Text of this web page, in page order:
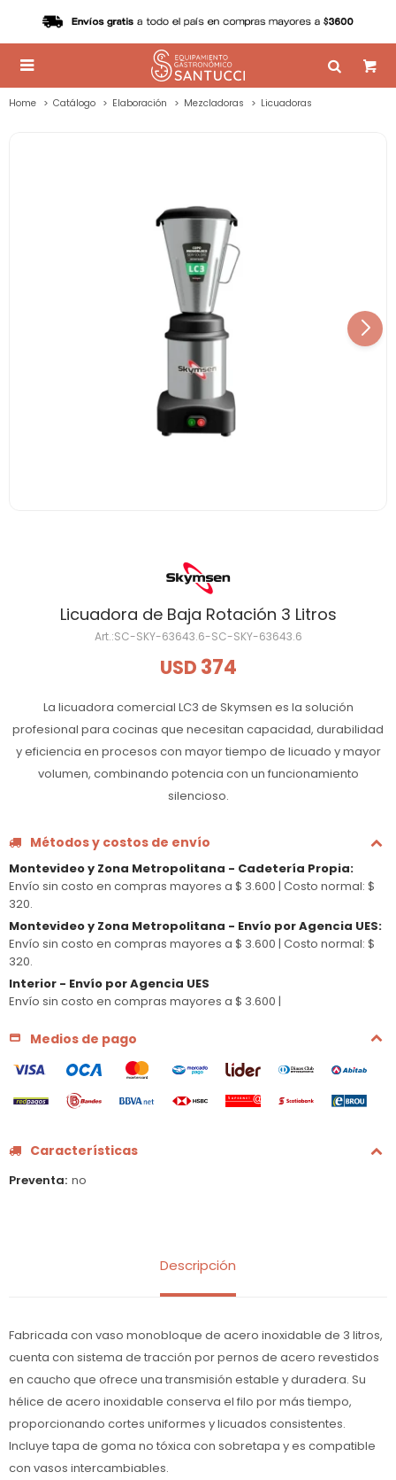

Home Catálogo Elaboración Mezcladoras Licuadoras
Licuadora de Baja Rotación 3 Litros
SC-SKY-63643.6-SC-SKY-63643.6
USD 374
La licuadora comercial LC3 de Skymsen es la solución
profesional para cocinas que necesitan capacidad, durabilidad
y eficiencia en procesos con mayor tiempo de licuado y mayor
volumen, combinando potencia con un funcionamiento
silencioso.
Métodos y costos de envío
Montevideo y Zona Metropolitana - Cadetería Propia:
Envío sin costo en compras mayores a $ 3.600 | Costo normal: $
320.
Montevideo y Zona Metropolitana - Envío por Agencia UES:
Envío sin costo en compras mayores a $ 3.600 | Costo normal: $
320.
Interior - Envío por Agencia UES
Envío sin costo en compras mayores a $ 3.600 |
Medios de pago
Características
Preventa no
Descripción
Fabricada con vaso monobloque de acero inoxidable de 3 litros,
cuenta con sistema de tracción por pernos de acero revestidos
en caucho que ofrece una transmisión estable y duradera. Su
hélice de acero inoxidable conserva el filo por más tiempo,
proporcionando cortes uniformes y licuados consistentes.
Incluye tapa de goma no tóxica con sobretapa y es compatible
con vasos intercambiables.